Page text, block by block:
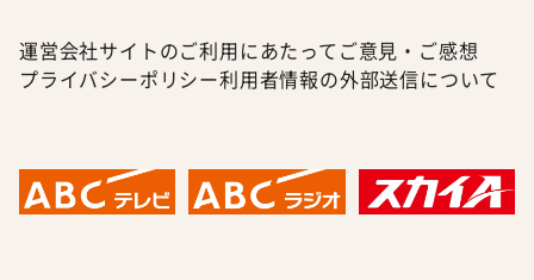
運営会社サイトのご利用にあたって ご意見・ご感想
プライバシーポリシー利用者情報の外部送信について